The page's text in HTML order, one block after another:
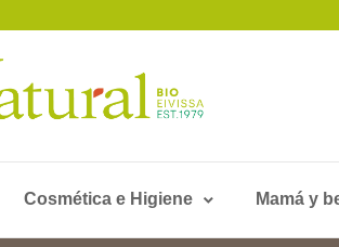
Cosmética e Higiene Mamá y